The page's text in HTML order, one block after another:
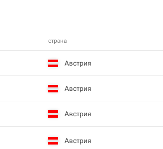
страна
Австрия
Австрия
Австрия
Австрия